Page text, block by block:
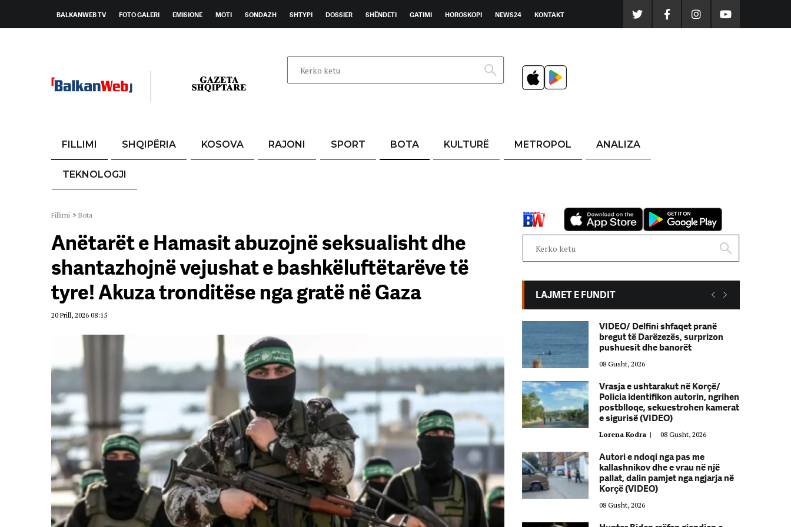
BALKANWEB TV FOTO GALERI EMISIONE MOTI SONDAZH SHTYPI DOSSIER SHËNDETI GATIMI HOROSKOPI NEWS24 KONTAKT
FILLIMI SHQIPËRIA KOSOVA RAJONI SPORT BOTA KULTURË METROPOL ANALIZA
TEKNOLOGJI
Fillimi > Bota
Anëtarët e Hamasit abuzojnë seksualisht dhe
shantazhojnë vejushat e bashkëluftëtarëve të
tyre! Akuza tronditëse nga gratë në Gaza
20 Prill, 2026 08:15
LAJMET E FUNDIT
08 Gusht, 2026
Vrasja e ushtarakut në Korçë/
Policia identifikon autorin, ngrihen
postblloqe, sekuestrohen kamerat
e sigurisë (VIDEO)
Lorena Kodra| 08 Gusht, 2026
Autori e ndoqi nga pas me
kallashnikov dhe e vrau në një
pallat, dalin pamjet nga ngjarja në
Korçë (VIDEO)
08 Gusht, 2026
VIDEO/ Delfini shfaqet pranë
bregut të Darëzezës, surprizon
pushuesit dhe banorët
08 Gusht, 2026
Vrasja e ushtarakut në Korçë/
Policia identifikon autorin, ngrihen
postblloqe, sekuestrohen kamerat
e sigurisë (VIDEO)
Lorena Kodra | 08 Gusht, 2026
Autori e ndoqi nga pas me
kallashnikov dhe e vrau në një
pallat, dalin pamjet nga ngjarja në
Korçë (VIDEO)
08 Gusht, 2026